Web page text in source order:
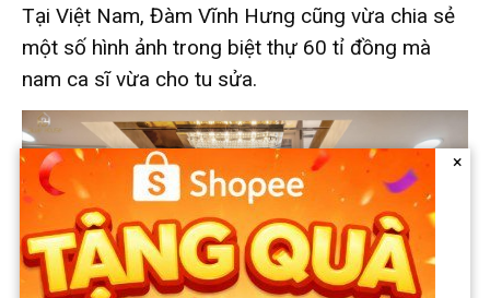
Tại Việt Nam, Đàm Vĩnh Hưng cũng vừa chia sẻ
một số hình ảnh trong biệt thự 60 tỉ đồng mà
nam ca sĩ vừa cho tu sửa.
×